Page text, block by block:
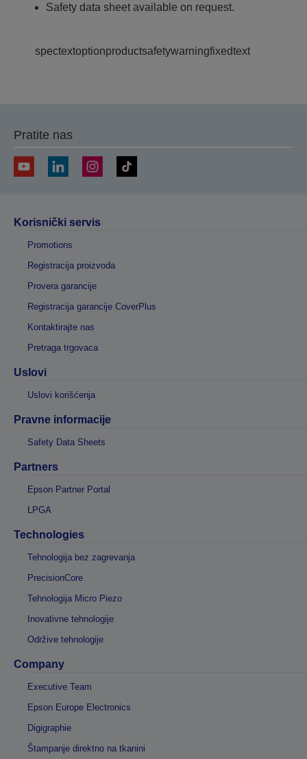
Safety data sheet available on request.
spectextoptionproductsafetywarningfixedtext
Pratite nas
Korisnički servis
Promotions
Registracija proizvoda
Provera garancije
Registracija garancije CoverPlus
Kontaktirajte nas
Pretraga trgovaca
Uslovi
Uslovi korišćenja
Pravne informacije
Safety Data Sheets
Partners
Epson Partner Portal
LPGA
Technologies
Tehnologija bez zagrevanja
PrecisionCore
Tehnologija Micro Piezo
Inovativne tehnologije
Održive tehnologije
Company
Executive Team
Epson Europe Electronics
Digigraphie
Štampanje direktno na tkanini